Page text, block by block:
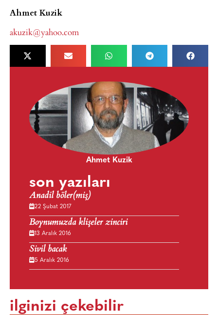
Ahmet Kuzik
akuzik@yahoo.com
Ahmet Kuzik
son yazıları
Anadil böler(miş)
22 Şubat 2017
Boynumuzda klişeler zinciri
13 Aralık 2016
Sivil bacak
5 Aralık 2016
ilginizi çekebilir